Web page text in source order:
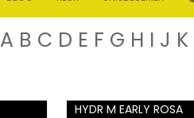
A B C D E F G H I J K
HYDR M EARLY ROSA